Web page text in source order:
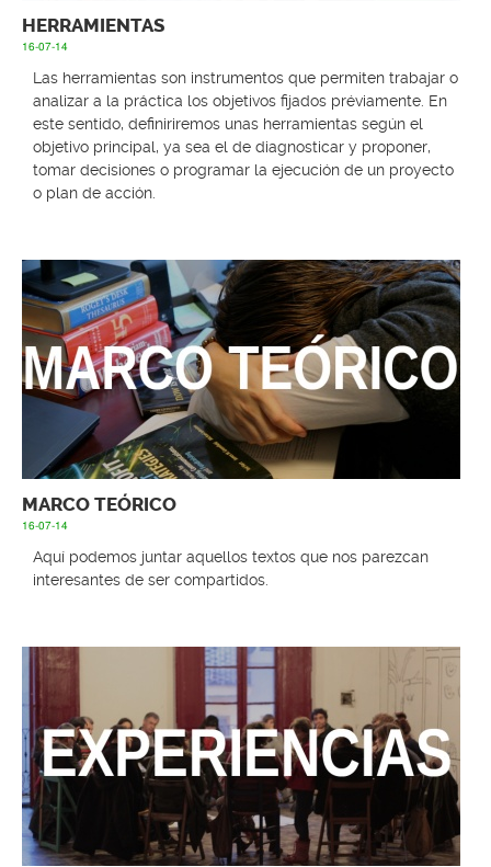
HERRAMIENTAS
16-07-14
Las herramientas son instrumentos que permiten trabajar o
analizar a la práctica los objetivos fijados préviamente. En
este sentido, definiriremos unas herramientas según el
objetivo principal, ya sea el de diagnosticar y proponer,
tomar decisiones o programar la ejecución de un proyecto
o plan de acción.
MARCO TEÓRICO
16-07-14
Aquí podemos juntar aquellos textos que nos parezcan
interesantes de ser compartidos.